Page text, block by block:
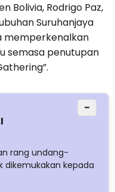
Bolivia, Rodrigo Paz,
Suruhanjaya
memperkenalkan
semasa penutupan
−
rang undang-
dikemukakan kepada